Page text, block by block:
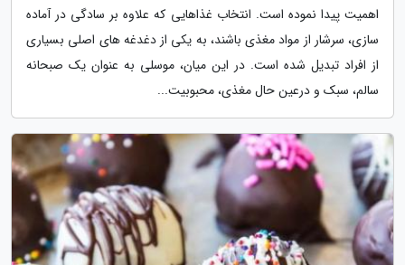
اهمیت پیدا نموده است. انتخاب غذاهایی که علاوه بر سادگی در آماده
سازی، سرشار از مواد مغذی باشند، به یکی از دغدغه های اصلی بسیاری
از افراد تبدیل شده است. در این میان، موسلی به عنوان یک صبحانه
سالم، سبک و درعین حال مغذی، محبوبیت...